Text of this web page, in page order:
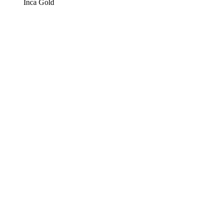
Inca Gold